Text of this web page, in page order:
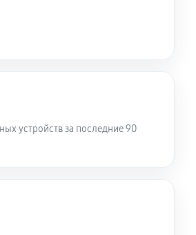
устройств за последние 90